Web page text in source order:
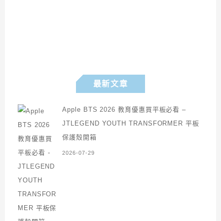
最新文章
Apple BTS 2026 教育優惠買平板必看 –
JTLEGEND YOUTH TRANSFORMER 平板
保護殼開箱
2026-07-29